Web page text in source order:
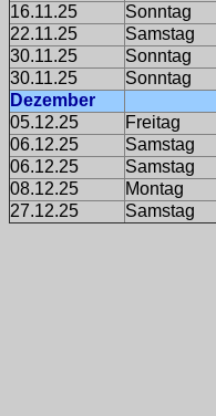
16.11.25
Sonntag
22.11.25
Samstag
30.11.25
Sonntag
30.11.25
Sonntag
Dezember
05.12.25
Freitag
06.12.25
Samstag
06.12.25
Samstag
08.12.25
Montag
27.12.25
Samstag